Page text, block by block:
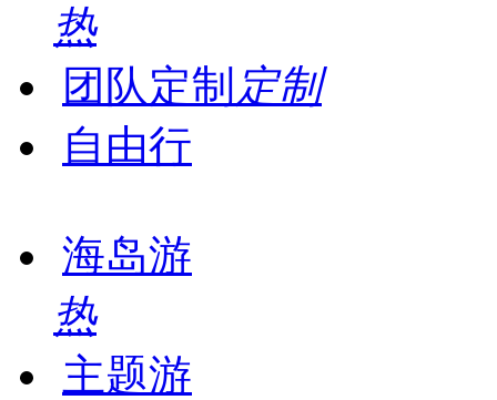
热
团队定制 定制
自由行
海岛游
热
主题游